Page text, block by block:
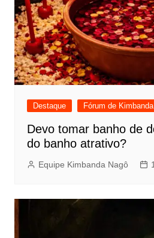
Destaque Fórum de Kimbanda
Devo tomar banho de
do banho atrativo?
Equipe Kimbanda Nagô